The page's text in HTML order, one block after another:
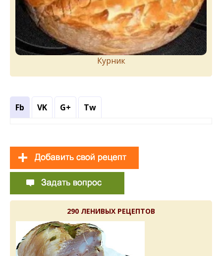
Курник
Fb VK G+ Tw
290 ЛЕНИВЫХ РЕЦЕПТОВ